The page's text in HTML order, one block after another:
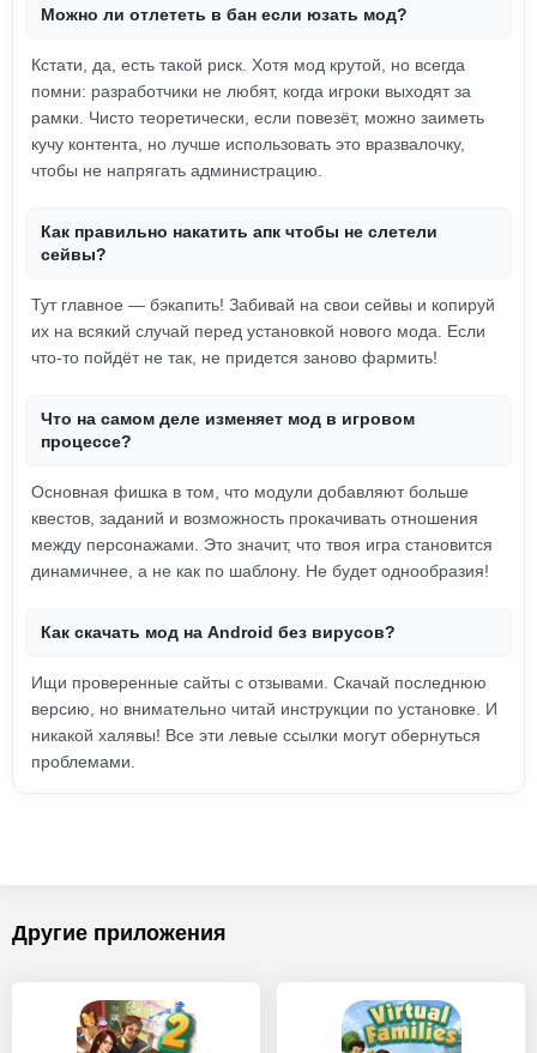
Можно ли отлететь в бан если юзать мод?
Кстати, да, есть такой риск. Хотя мод крутой, но всегда
помни: разработчики не любят, когда игроки выходят за
рамки. Чисто теоретически, если повезёт, можно заиметь
кучу контента, но лучше использовать это вразвалочку,
чтобы не напрягать администрацию.
Как правильно накатить апк чтобы не слетели
сейвы?
Тут главное — бэкапить! Забивай на свои сейвы и копируй
их на всякий случай перед установкой нового мода. Если
что-то пойдёт не так, не придется заново фармить!
Что на самом деле изменяет мод в игровом
процессе?
Основная фишка в том, что модули добавляют больше
квестов, заданий и возможность прокачивать отношения
между персонажами. Это значит, что твоя игра становится
динамичнее, а не как по шаблону. Не будет однообразия!
Как скачать мод на Android без вирусов?
Ищи проверенные сайты с отзывами. Скачай последнюю
версию, но внимательно читай инструкции по установке. И
никакой халявы! Все эти левые ссылки могут обернуться
проблемами.
Другие приложения